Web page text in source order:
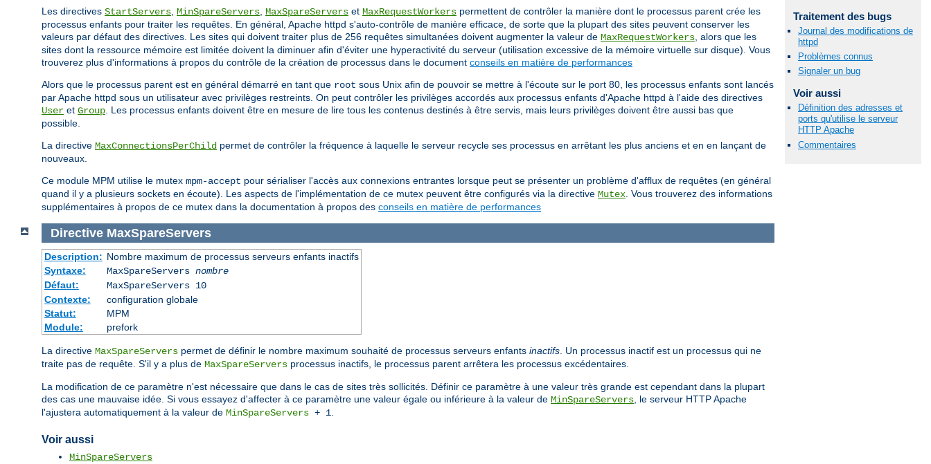
Traitement des bugs
Journal des modifications de
httpd
Problèmes connus
Signaler un bug
Voir aussi
Définition des adresses et
ports qu'utilise le serveur
HTTP Apache
Commentaires
Les directives StartServers MinSpareServers MaxSpareServers et MaxRequestWorkers permettent de contrôler la manière dont le processus parent crée les
processus enfants pour traiter les requêtes. En général, Apache httpd s'auto-contrôle de manière efficace, de sorte que la plupart des sites peuvent conserver les
valeurs par défaut des directives. Les sites qui doivent traiter plus de 256 requêtes simultanées doivent augmenter la valeur de MaxRequestWorkers , alors que les
sites dont la ressource mémoire est limitée doivent la diminuer afin d'éviter une hyperactivité du serveur (utilisation excessive de la mémoire virtuelle sur disque). Vous
trouverez plus d'informations à propos du contrôle de la création de processus dans le document conseils en matière de performances
Alors que le processus parent est en général démarré en tant que root sous Unix afin de pouvoir se mettre à l'écoute sur le port 80, les processus enfants sont lancés
par Apache httpd sous un utilisateur avec privilèges restreints. On peut contrôler les privilèges accordés aux processus enfants d'Apache httpd à l'aide des directives
User et Group . Les processus enfants doivent être en mesure de lire tous les contenus destinés à être servis, mais leurs privilèges doivent être aussi bas que
possible.
La directive MaxConnectionsPerChild permet de contrôler la fréquence à laquelle le serveur recycle ses processus en arrêtant les plus anciens et en en lançant de
nouveaux.
Ce module MPM utilise le mutex mpm-accept pour sérialiser l'accès aux connexions entrantes lorsque peut se présenter un problème d'afflux de requêtes (en général
quand il y a plusieurs sockets en écoute). Les aspects de l'implémentation de ce mutex peuvent être configurés via la directive Mutex . Vous trouverez des informations
supplémentaires à propos de ce mutex dans la documentation à propos des conseils en matière de performances
Directive MaxSpareServers
Description: Nombre maximum de processus serveurs enfants inactifs
Syntaxe:
MaxSpareServers nombre
Défaut:
MaxSpareServers 10
Contexte:
configuration globale
Statut:
MPM
Module:
prefork
La directive MaxSpareServers permet de définir le nombre maximum souhaité de processus serveurs enfants inactifs. Un processus inactif est un processus qui ne
traite pas de requête. S'il y a plus de MaxSpareServers processus inactifs, le processus parent arrêtera les processus excédentaires.
La modification de ce paramètre n'est nécessaire que dans le cas de sites très sollicités. Définir ce paramètre à une valeur très grande est cependant dans la plupart
des cas une mauvaise idée. Si vous essayez d'affecter à ce paramètre une valeur égale ou inférieure à la valeur de MinSpareServers, le serveur HTTP Apache
l'ajustera automatiquement à la valeur de MinSpareServers + 1.
Voir aussi
MinSpareServers